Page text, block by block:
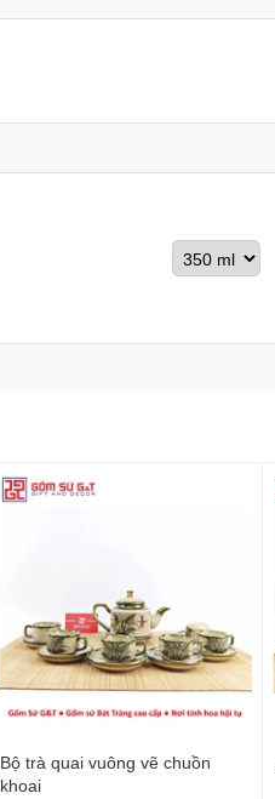
Bộ trà quai vuông vẽ chuồn
khoai